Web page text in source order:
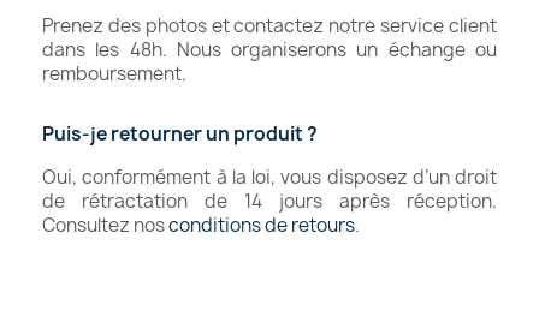
Prenez des photos et contactez notre service client
dans les 48h. Nous organiserons un échange ou
remboursement.
Puis-je retourner un produit ?
Oui, conformément à la loi, vous disposez d’un droit
de rétractation de 14 jours après réception.
Consultez nosconditions de retours.